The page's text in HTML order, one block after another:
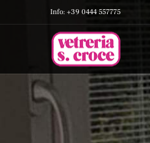
Info: +39 0444 557775